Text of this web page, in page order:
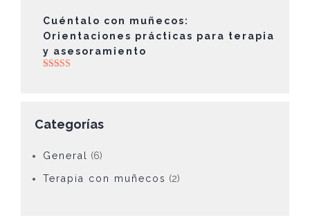
Cuéntalo con muñecos:
Orientaciones prácticas para terapia
y asesoramiento
Categorías
General (6)
Terapia con muñecos (2)